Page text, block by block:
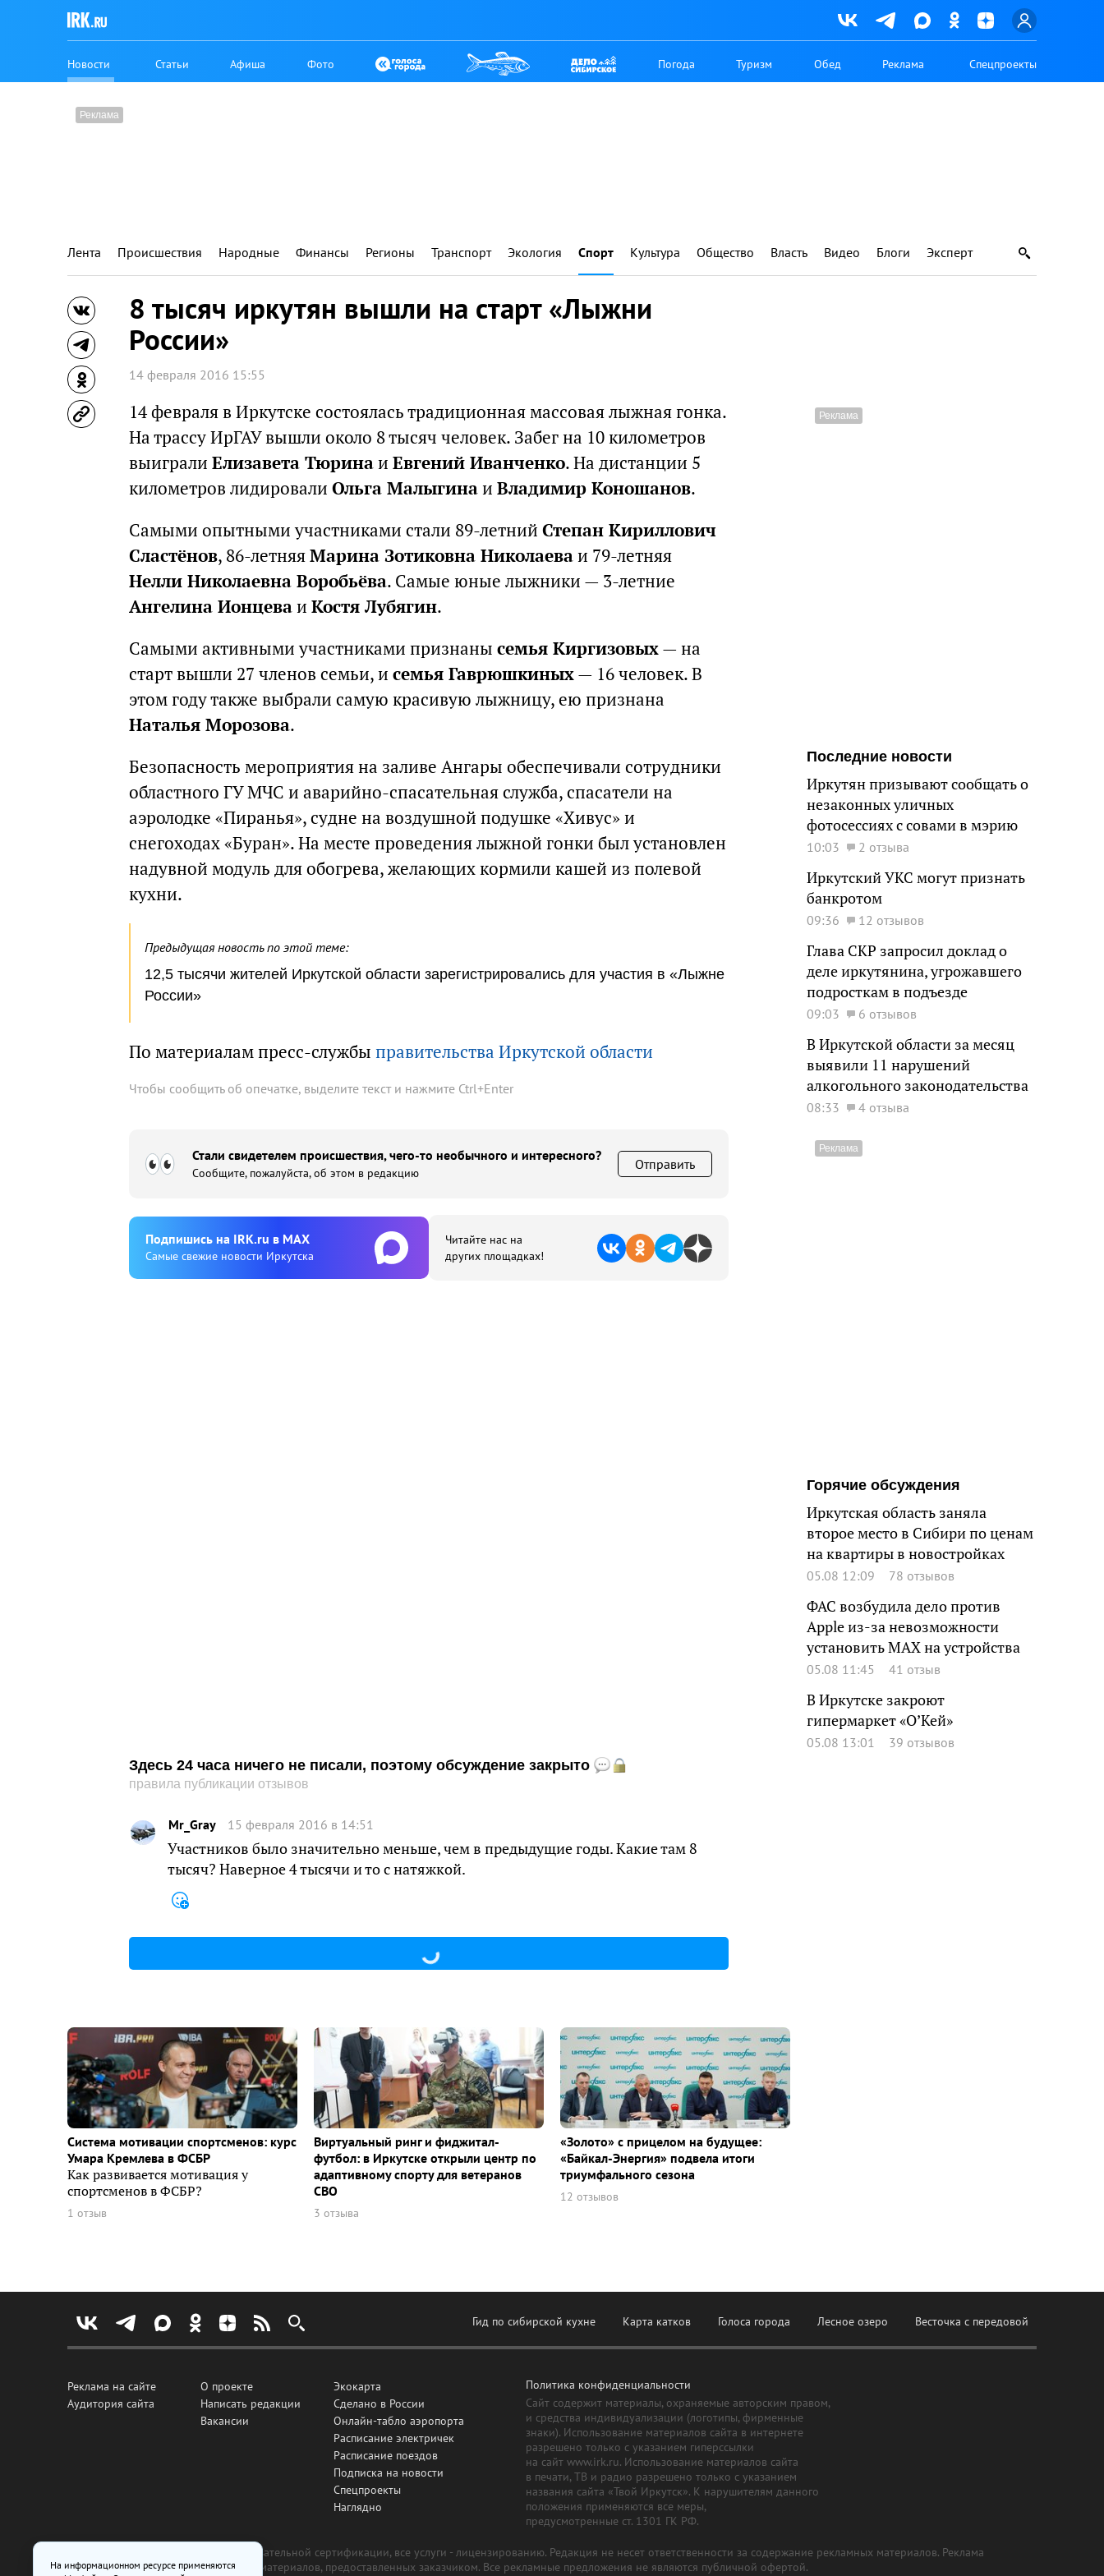
Новости Статьи Афиша Фото Погода Туризм Обед Реклама Спецпроекты
Лента Происшествия Народные Финансы Регионы Транспорт Экология Спорт Культура Общество Власть Видео Блоги Эксперт
8 тысяч иркутян вышли на старт «Лыжни
России»
14 февраля 2016 15:55
14 февраля в Иркутске состоялась традиционная массовая лыжная гонка.
На трассу ИрГАУ вышли около 8 тысяч человек. Забег на 10 километров
выиграли Елизавета Тюринаи Евгений Иванченко. На дистанции 5
километров лидировали Ольга Малыгинаи Владимир Коношанов.
Самыми опытными участниками стали 89-летний Степан Кириллович
Сластёнов, 86-летняяМарина Зотиковна Николаеваи 79-летняя
Нелли Николаевна Воробьёва. Самые юные лыжники — 3-летние
Ангелина Ионцеваи Костя Лубягин.
Самыми активными участниками признаны семья Киргизовых— на
старт вышли 27 членов семьи, и семья Гаврюшкиных— 16 человек. В
этом году также выбрали самую красивую лыжницу, ею признана
Наталья Морозова.
Безопасность мероприятия на заливе Ангары обеспечивали сотрудники
областного ГУ МЧС и аварийно-спасательная служба, спасатели на
аэролодке «Пиранья», судне на воздушной подушке «Хивус» и
снегоходах «Буран». На месте проведения лыжной гонки был установлен
надувной модуль для обогрева, желающих кормили кашей из полевой
кухни.
Предыдущая новость по этой теме:
12,5 тысячи жителей Иркутской области зарегистрировались для участия в «Лыжне
России»
По материалам пресс-службы правительства Иркутской области
Чтобы сообщить об опечатке, выделите текст и нажмите Ctrl+Enter
Стали свидетелем происшествия, чего-то необычного и интересного?
Сообщите, пожалуйста, об этом в редакцию
Отправить
Подпишиcь на IRK.ru в MAX
Cамые свежие новости Иркутска
Читайте нас на
других площадках!
Здесь 24 часа ничего не писали, поэтому обсуждение закрыто
правила публикации отзывов
Mr_Gray 15 февраля 2016 в 14:51
Участников было значительно меньше, чем в предыдущие годы. Какие там 8
тысяч? Наверное 4 тысячи и то с натяжкой.
Последние новости
Иркутян призывают сообщать о
незаконных уличных
фотосессиях с совами в мэрию
10:03 2 отзыва
Иркутский УКС могут признать
банкротом
09:36 12 отзывов
Глава СКР запросил доклад о
деле иркутянина, угрожавшего
подросткам в подъезде
09:03 6 отзывов
В Иркутской области за месяц
выявили 11 нарушений
алкогольного законодательства
08:33 4 отзыва
Горячие обсуждения
Иркутская область заняла
второе место в Сибири по ценам
на квартиры в новостройках
05.08 12:09 78 отзывов
ФАС возбудила дело против
Apple из-за невозможности
установить MAX на устройства
05.08 11:45 41 отзыв
В Иркутске закроют
гипермаркет «О’Кей»
05.08 13:01 39 отзывов
Система мотивации спортсменов: курс
Умара Кремлева в ФСБР
Как развивается мотивация у
спортсменов в ФСБР?
1 отзыв
Виртуальный ринг и фиджитал-
футбол: в Иркутске открыли центр по
адаптивному спорту для ветеранов
СВО
3 отзыва
«Золото» с прицелом на будущее:
«Байкал-Энергия» подвела итоги
триумфального сезона
12 отзывов
Гид по сибирской кухне Карта катков Голоса города Лесное озеро Весточка с передовой
Реклама на сайте
Аудитория сайта
О проекте
Написать редакции
Вакансии
Экокарта
Сделано в России
Онлайн-табло аэропорта
Расписание электричек
Расписание поездов
Подписка на новости
Спецпроекты
Наглядно
Политика конфиденциальности
Сайт содержит материалы, охраняемые авторским правом,
и средства индивидуализации (логотипы, фирменные
знаки). Использование материалов сайта в интернете
разрешено только с указанием гиперссылки
на сайт www.irk.ru. Использование материалов сайта
в печати, ТВ и радио разрешено только с указанием
названия сайта «Твой Иркутск». К нарушителям данного
положения применяются все меры,
предусмотренные ст. 1301 ГК РФ.
Все рекламные товары подлежат обязательной сертификации, все услуги - лицензированию. Редакция не несет ответственности за содержание рекламных материалов. Реклама
изготовлена и размещена на основе материалов, предоставленных заказчиком. Все рекламные предложения не являются публичной офертой.
На информационном ресурсе применяются